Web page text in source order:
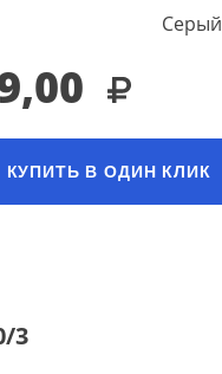
Серый
КУПИТЬ В ОДИН КЛИК
3